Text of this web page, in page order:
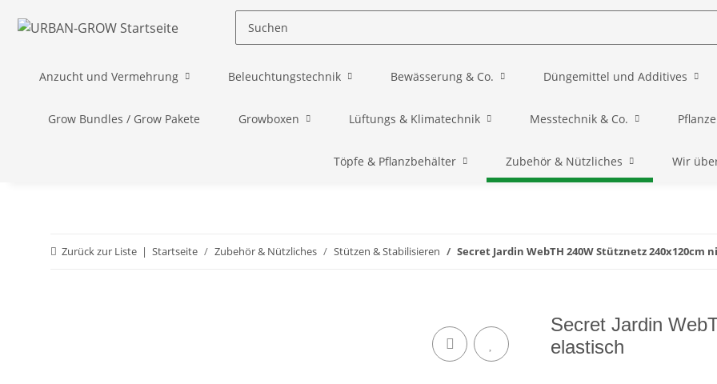
Anzucht und Vermehrung Beleuchtungstechnik Bewässerung & Co. Düngemittel und Additives
Grow Bundles / Grow Pakete Growboxen Lüftungs & Klimatechnik Messtechnik & Co.
Töpfe & Pflanzbehälter Zubehör & Nützliches Wir
Zurück zur Liste Startseite Zubehör & Nützliches Stützen & Stabilisieren Secret Jardin WebTH 240W Stütznetz 240x120cm
Secret Jardin
elastisch